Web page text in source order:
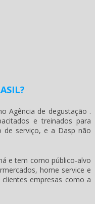
Agência de degustação .
e treinados para
de serviço, e a Dasp não
e tem como público-alvo
home service e
empresas como a